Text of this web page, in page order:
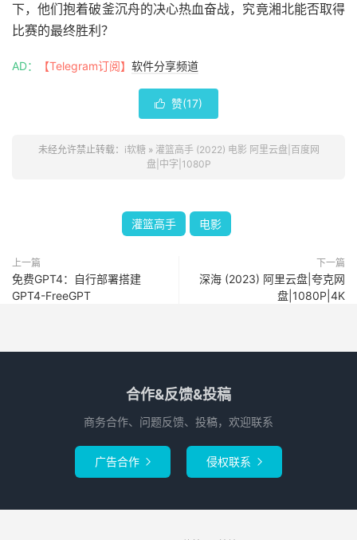
下，他们抱着破釜沉舟的决心热血奋战，究竟湘北能否取得
比赛的最终胜利？
AD： 【Telegram订阅】 软件分享频道
 赞(17)
未经允许禁止转载： i软糖» 灌篮高手 (2022) 电影 阿里云盘|百度网
盘|中字|1080P
灌篮高手 电影
上一篇
免费GPT4：自行部署搭建
GPT4-FreeGPT
下一篇
深海 (2023) 阿里云盘|夸克网
盘|1080P|4K
合作&反馈&投稿
商务合作、问题反馈、投稿，欢迎联系
广告合作  侵权联系 